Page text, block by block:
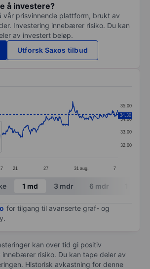
å investere?
vår prisvinnende plattform, brukt av
Investering innebærer risiko. Du kan
av investert beløp.
Utforsk Saxos tilbud
398 data points.
X axis displaying categories.
1 Y axis displaying values. Data
21 27 31 aug. 7
32,00
33,00
34,00
35,00
34,30
chart.
1 md 3 mdr 6 mdr
for tilgang til avanserte graf- og
kan over tid gi positiv
innebærer risiko. Du kan tape deler av
Historisk avkastning for denne